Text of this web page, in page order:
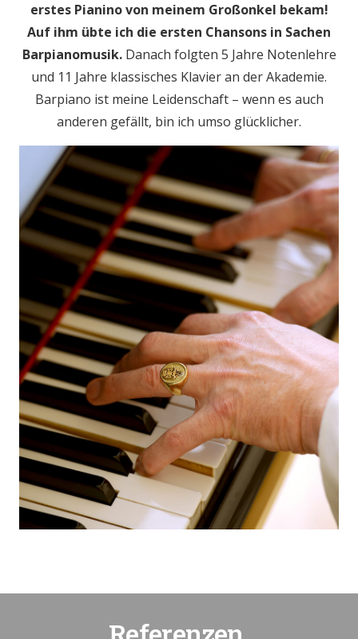
erstes Pianino von meinem Großonkel bekam!
Auf ihm übte ich die ersten Chansons in Sachen
Barpianomusik. Danach folgten 5 Jahre Notenlehre
und 11 Jahre klassisches Klavier an der Akademie.
Barpiano ist meine Leidenschaft – wenn es auch
anderen gefällt, bin ich umso glücklicher.